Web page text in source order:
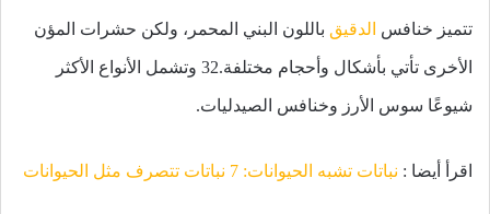
تتميز خنافس الدقيق باللون البني المحمر، ولكن حشرات المؤن
الأخرى تأتي بأشكال وأحجام مختلفة.32 وتشمل الأنواع الأكثر
شيوعًا سوس الأرز وخنافس الصيدليات.
اقرأ أيضا : نباتات تشبه الحيوانات: 7 نباتات تتصرف مثل الحيوانات